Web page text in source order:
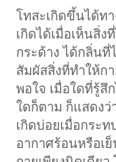
โทสะเกิดขึ้นได้ท
เกิดได้เมื่อเห็นสิ่
กระด้าง ได้กลิ่น
สัมผัสสิ่งที่ทำให้ก
พอใจ เมื่อใดที่รู้สึ
ใดก็ตาม ก็แสดง
เกิดบ่อยเมื่อกระ
อากาศร้อนหรือเ